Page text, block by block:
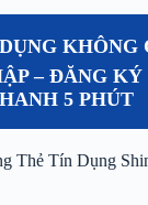
KHÔNG
– ĐĂNG KÝ
5 PHÚT
Thẻ Tín Dụng